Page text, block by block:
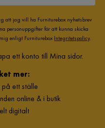
att jag vill ha Furniturebox nyhetsbrev
personuppgifter för att kunna skicka
enligt Furniturebox Integritetspolicy.
ett konto till Mina sidor.
mer:
ett ställe
online & i butik
digitalt